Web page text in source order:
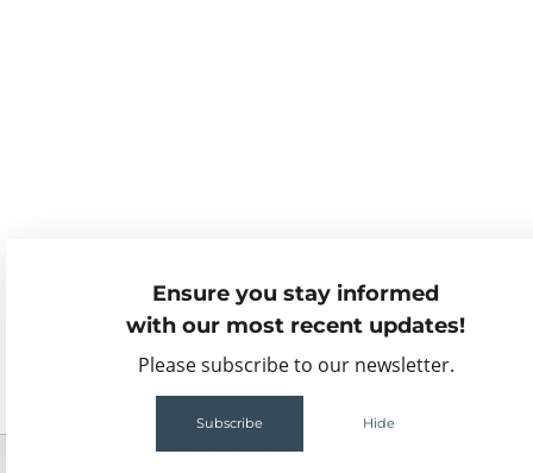
Ensure you stay informed
with our most recent updates!
Please subscribe to our newsletter.
Subscribe Hide
68